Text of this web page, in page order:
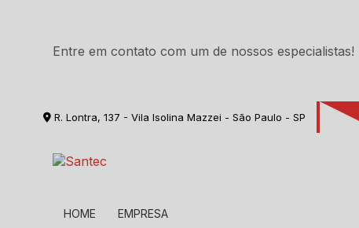
Entre em contato com um de nossos especialistas!
R. Lontra, 137 - Vila Isolina Mazzei - São Paulo - SP
HOME EMPRESA